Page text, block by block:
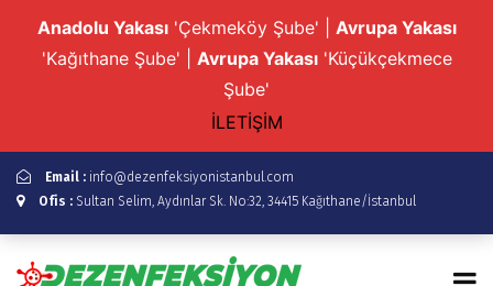
Anadolu Yakası'Çekmeköy Şube' | Avrupa Yakası
'Kağıthane Şube' | Avrupa Yakası'Küçükçekmece
Şube'
İLETİŞİM
Email : info@dezenfeksiyonistanbul.com
Ofis : Sultan Selim, Aydınlar Sk. No:32, 34415 Kağıthane/İstanbul